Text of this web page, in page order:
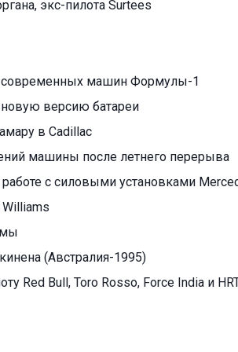
экс-пилота Surtees
современных машин Формулы-1
версию батареи
в Cadillac
машины после летнего перерыва
с силовыми установками
(Австралия-1995)
Red Bull, Toro Rosso, Force India и